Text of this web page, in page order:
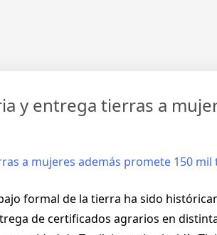
y entrega tierras a
formal de la tierra ha sido
de certificados agrarios en